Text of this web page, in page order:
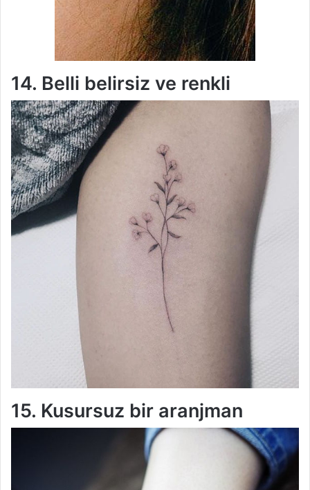
14. Belli belirsiz ve renkli
15. Kusursuz bir aranjman